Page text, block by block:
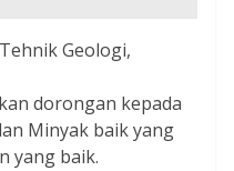
Geologi,
dorongan kepada
Minyak baik yang
yang baik.